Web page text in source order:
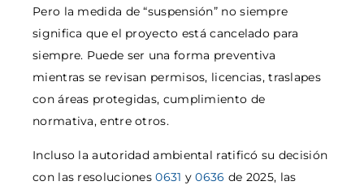
Pero la medida de “suspensión” no siempre
significa que el proyecto está cancelado para
siempre. Puede ser una forma preventiva
mientras se revisan permisos, licencias, traslapes
con áreas protegidas, cumplimiento de
normativa, entre otros.
Incluso la autoridad ambiental ratificó su decisión
con las resoluciones0631 y0636 de 2025, las